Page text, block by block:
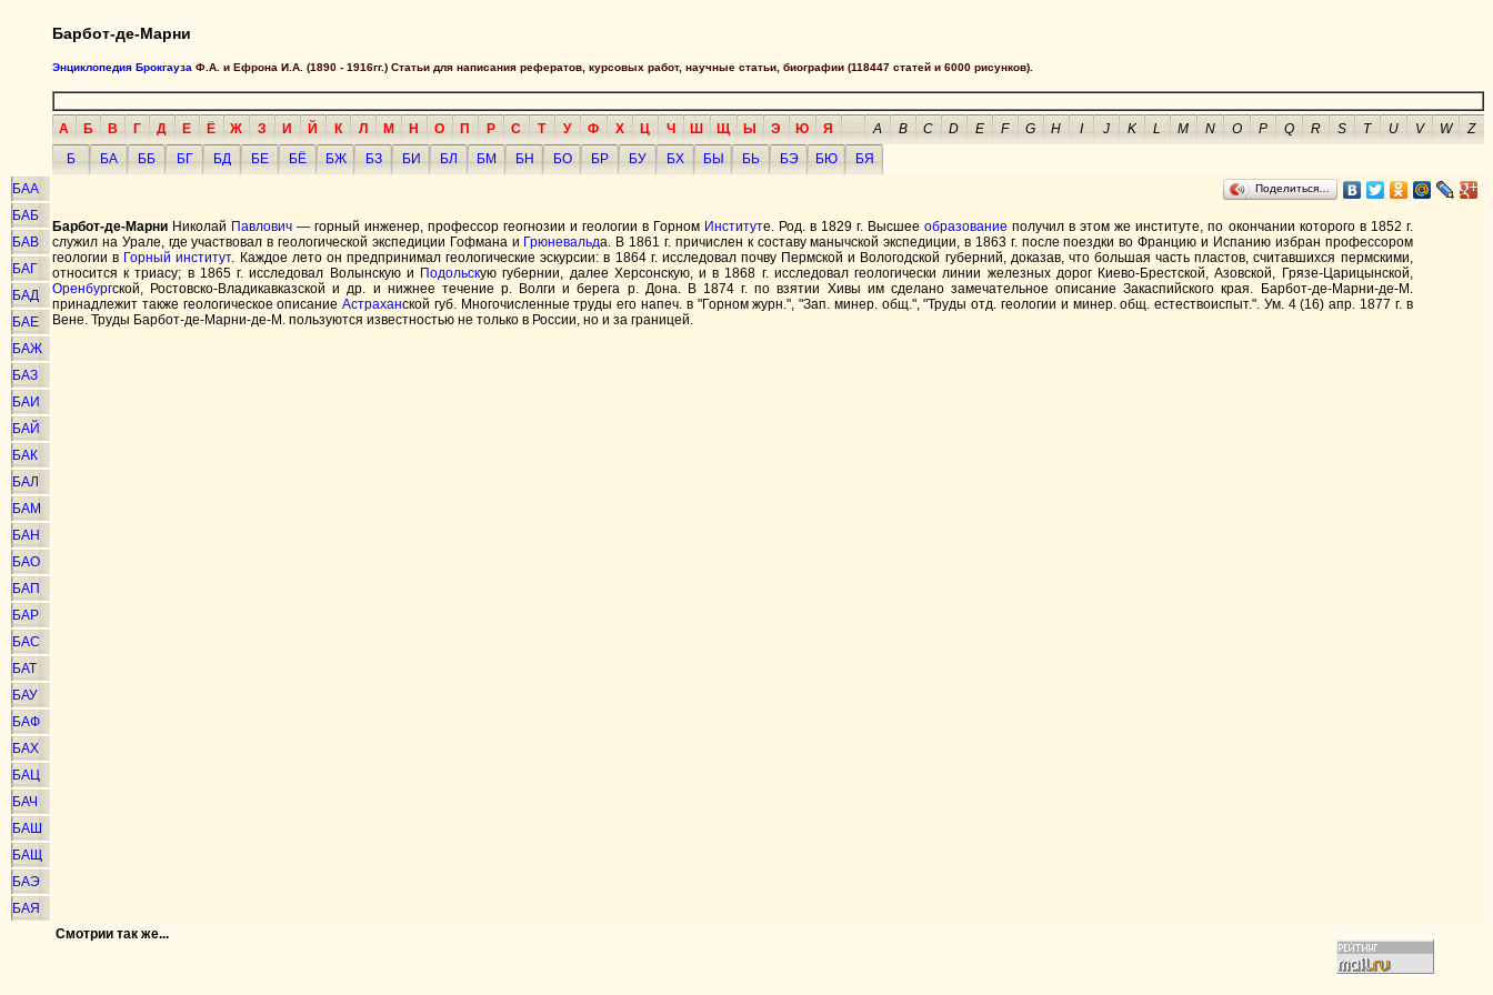
Барбот-де-Марни
Энциклопедия Брокгауза Ф.А. и Ефрона И.А. (1890 - 1916гг.) Статьи для написания рефератов, курсовых работ, научные статьи, биографии (118447 статей и 6000 рисунков).
А Б В Г Д Е Ё Ж З И Й К Л М Н О П Р С Т У Ф Х Ц Ч Ш Щ Ы Э Ю Я A B C D E F G H I J K L M N O P Q R S T U V W
Z
Б
БА ББ БГ БД БЕ БЁ БЖ БЗ БИ БЛ БМ БН БО БР БУ БХ БЫ БЬ БЭ БЮ
БЯ
БАА
БАБ
БАВ
БАГ
БАД
БАЕ
БАЖ
БАЗ
БАИ
БАЙ
БАК
БАЛ
БАМ
БАН
БАО
БАП
БАР
БАС
БАТ
БАУ
БАФ
БАХ
БАЦ
БАЧ
БАШ
БАЩ
БАЭ
БАЯ
Поделиться…
Барбот-де-Марни Николай Павлович — горный инженер, профессор геогнозии и геологии в Горном Институте. Род. в 1829 г. Высшееобразование получил в этом же институте, по окончании которого в 1852 г.
служил на Урале, где участвовал в геологической экспедиции Гофмана и Грюневальда. В 1861 г. причислен к составу манычской экспедиции, в 1863 г. после поездки во Францию и Испанию избран профессором
геологии в Горный институт. Каждое лето он предпринимал геологические эскурсии: в 1864 г. исследовал почву Пермской и Вологодской губерний, доказав, что большая часть пластов, считавшихся пермскими,
относится к триасу; в 1865 г. исследовал Волынскую и Подольскую губернии, далее Херсонскую, и в 1868 г. исследовал геологически линии железных дорог Киево-Брестской, Азовской, Грязе-Царицынской,
Оренбургской, Ростовско-Владикавказской и др. и нижнее течение р. Волги и берега р. Дона. В 1874 г. по взятии Хивы им сделано замечательное описание Закаспийского края. Барбот-де-Марни-де-М.
принадлежит также геологическое описаниеАстраханской губ. Многочисленные труды его напеч. в "Горном журн.", "Зап. минер. общ.", "Труды отд. геологии и минер. общ. естествоиспыт.". Ум. 4 (16) апр. 1877 г. в
Вене. Труды Барбот-де-Марни-де-М. пользуются известностью не только в России, но и за границей.
Смотрии так же...